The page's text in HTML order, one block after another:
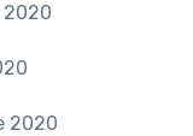
2020
2020